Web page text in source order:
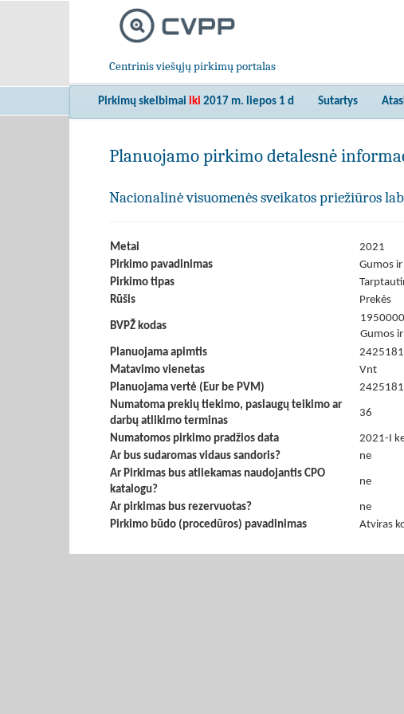
Centrinis viešųjų pirkimų portalas
Pirkimų skelbimai iki 2017 m. liepos 1 d Sutartys
Planuojamo pirkimo detalesnė
Nacionalinė visuomenės sveikatos priežiūros
Metai
2021
Pirkimo pavadinimas
Gumos
Pirkimo tipas
Rūšis
Prekės
BVPŽ kodas
Gumos
Planuojama apimtis
2425181
Matavimo vienetas
Vnt
Planuojama vertė (Eur be PVM)
Numatoma prekių tiekimo, paslaugų teikimo ar
darbų atlikimo terminas
36
Numatomos pirkimo pradžios data
2021-I
Ar bus sudaromas vidaus sandoris?
ne
Ar Pirkimas bus atliekamas naudojantis CPO
katalogu?
ne
Ar pirkimas bus rezervuotas?
ne
Pirkimo būdo (procedūros) pavadinimas
Atviras